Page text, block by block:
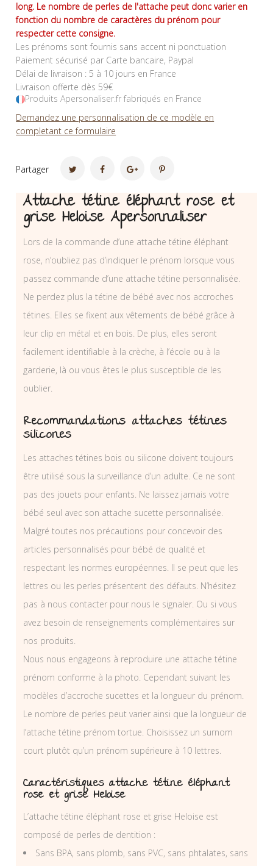
long. Le nombre de perles de l'attache peut donc varier en
fonction du nombre de caractères du prénom pour
respecter cette consigne.
Les prénoms sont fournis sans accent ni ponctuation
Paiement sécurisé par Carte bancaire, Paypal
Délai de livraison : 5 à 10 jours en France
Livraison offerte dès 59€
Produits Apersonaliser.fr fabriqués en France
Demandez une personnalisation de ce modèle en
completant ce formulaire
Partager
Attache tétine éléphant rose et
grise Heloise Apersonnaliser
Lors de la commande d’une attache tétine éléphant
rose, n’oubliez pas d’indiquer le prénom lorsque vous
passez commande d’une attache tétine personnalisée.
Ne perdez plus la tétine de bébé avec nos accroches
tétines. Elles se fixent aux vêtements de bébé grâce à
leur clip en métal et en bois. De plus, elles seront
facilement identifiable à la crèche, à l’école ou à la
garderie, là ou vous êtes le plus susceptible de les
oublier.
Recommandations attaches tétines
silicones
Les attaches tétines bois ou silicone doivent toujours
être utilisé sous la surveillance d’un adulte. Ce ne sont
pas des jouets pour enfants. Ne laissez jamais votre
bébé seul avec son attache sucette personnalisée.
Malgré toutes nos précautions pour concevoir des
articles personnalisés pour bébé de qualité et
respectant les normes européennes. Il se peut que les
lettres ou les perles présentent des défauts. N’hésitez
pas à nous contacter pour nous le signaler. Ou si vous
avez besoin de renseignements complémentaires sur
nos produits.
Nous nous engageons à reproduire une attache tétine
prénom conforme à la photo. Cependant suivant les
modèles d’accroche sucettes et la longueur du prénom.
Le nombre de perles peut varier ainsi que la longueur de
l’attache tétine prénom tortue. Choisissez un surnom
court plutôt qu’un prénom supérieure à 10 lettres.
Caractéristiques attache tétine éléphant
rose et grise Heloise
L’attache tétine éléphant rose et grise Heloise est
composé de perles de dentition :
Sans BPA, sans plomb, sans PVC, sans phtalates, sans